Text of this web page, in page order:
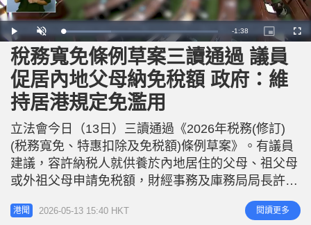
P
l
a
y
U
n
m
u
t
e
L
o
d
e
:
3
1
6
R
e
m
n
n
-1:38
P
i
c
u
e
-
i
c
t
u
r
e
F
u
稅務寬免條例草案三讀通過 議員
促居內地父母納免稅額 政府：維
持居港規定免濫用
立法會今日（13日）三讀通過《2026年税務(修訂)
(税務寬免、特惠扣除及免税額)條例草案》。有議員
建議，容許納税人就供養於內地居住的父母、祖父母
或外祖父母申請免税額，財經事務及庫務局局長許正
宇回應時指，現行規定受養人須「通常居住於香
港」，是為避免免税額被濫用。 許正宇：擴展父母
港聞 2026-05-13 15:40 HKT 閱讀更多